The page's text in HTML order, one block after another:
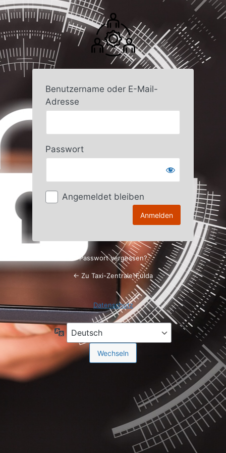
Anmelden
Benutzername oder E-Mail-
Adresse
Passwort
Angemeldet bleiben
Passwort vergessen?
← Zu Taxi-Zentrale-Fulda
Datenschutz
Sprache